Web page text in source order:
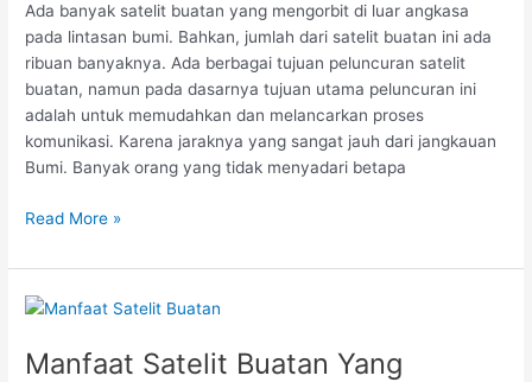
Ada banyak satelit buatan yang mengorbit di luar angkasa
pada lintasan bumi. Bahkan, jumlah dari satelit buatan ini ada
ribuan banyaknya. Ada berbagai tujuan peluncuran satelit
buatan, namun pada dasarnya tujuan utama peluncuran ini
adalah untuk memudahkan dan melancarkan proses
komunikasi. Karena jaraknya yang sangat jauh dari jangkauan
Bumi. Banyak orang yang tidak menyadari betapa
Read More »
Manfaat Satelit Buatan Yang
Manfaat
Buatan